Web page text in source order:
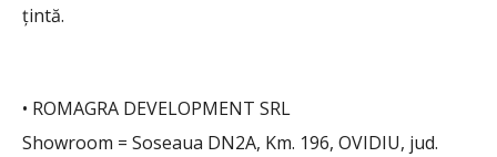
țintă.
• ROMAGRA DEVELOPMENT SRL
Showroom = Soseaua DN2A, Km. 196, OVIDIU, jud.